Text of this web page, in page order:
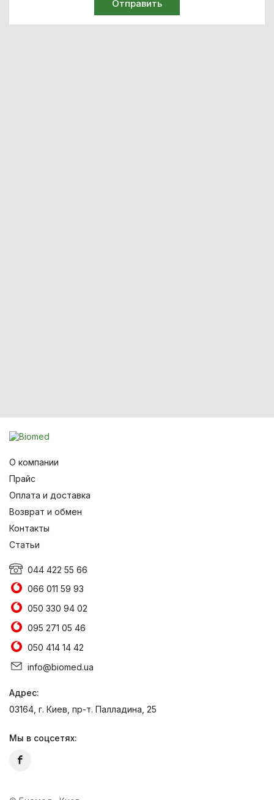
О компании
Прайс
Оплата и доставка
Возврат и обмен
Контакты
Статьи
044 422 55 66
066 011 59 93
050 330 94 02
095 271 05 46
050 414 14 42
info@biomed.ua
Адрес:
03164, г. Киев, пр-т. Палладина, 25
Мы в соцсетях: